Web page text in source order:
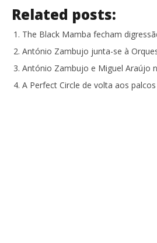
Related posts:
The Black Mamba fecham
António Zambujo junta-se à
António Zambujo e Miguel Araújo
A Perfect Circle de volta aos